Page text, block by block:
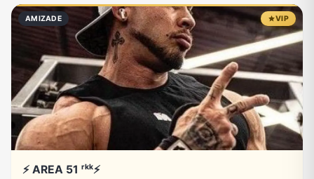
AMIZADE VIP
⚡ AREA 51 ʳᵏᵏ⚡